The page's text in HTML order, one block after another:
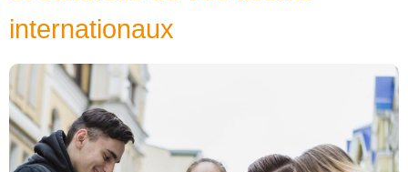
internationaux